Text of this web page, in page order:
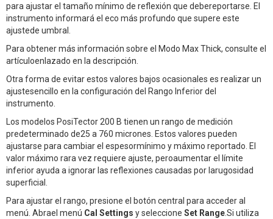
para ajustar el tamaño mínimo de reflexión que debereportarse. El
instrumento informará el eco más profundo que supere este
ajustede umbral.
Para obtener más información sobre el Modo Max Thick, consulte el
artículoenlazado en la descripción.
Otra forma de evitar estos valores bajos ocasionales es realizar un
ajustesencillo en la configuración del Rango Inferior del
instrumento.
Los modelos PosiTector 200 B tienen un rango de medición
predeterminado de25 a 760 micrones. Estos valores pueden
ajustarse para cambiar el espesormínimo y máximo reportado. El
valor máximo rara vez requiere ajuste, peroaumentar el límite
inferior ayuda a ignorar las reflexiones causadas por larugosidad
superficial.
Para ajustar el rango, presione el botón central para acceder al
menú. Abrael menú Cal Settings y seleccione Set Range.Si utiliza